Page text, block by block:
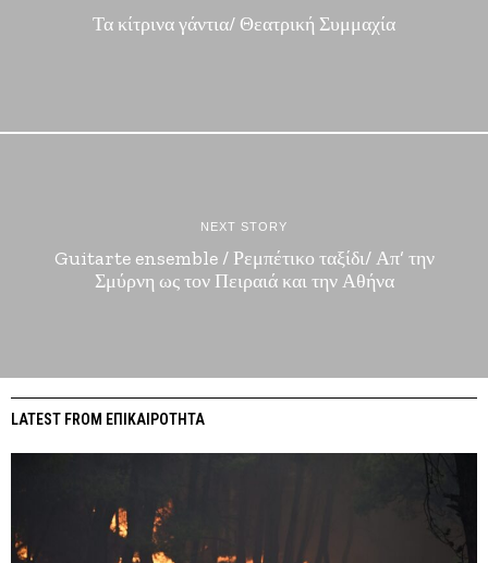
Τα κίτρινα γάντια/ Θεατρική Συμμαχία
NEXT STORY
Guitarte ensemble / Ρεμπέτικο ταξίδι/ Απ’ την
Σμύρνη ως τον Πειραιά και την Αθήνα
LATEST FROM ΕΠΙΚΑΙΡΟΤΗΤΑ